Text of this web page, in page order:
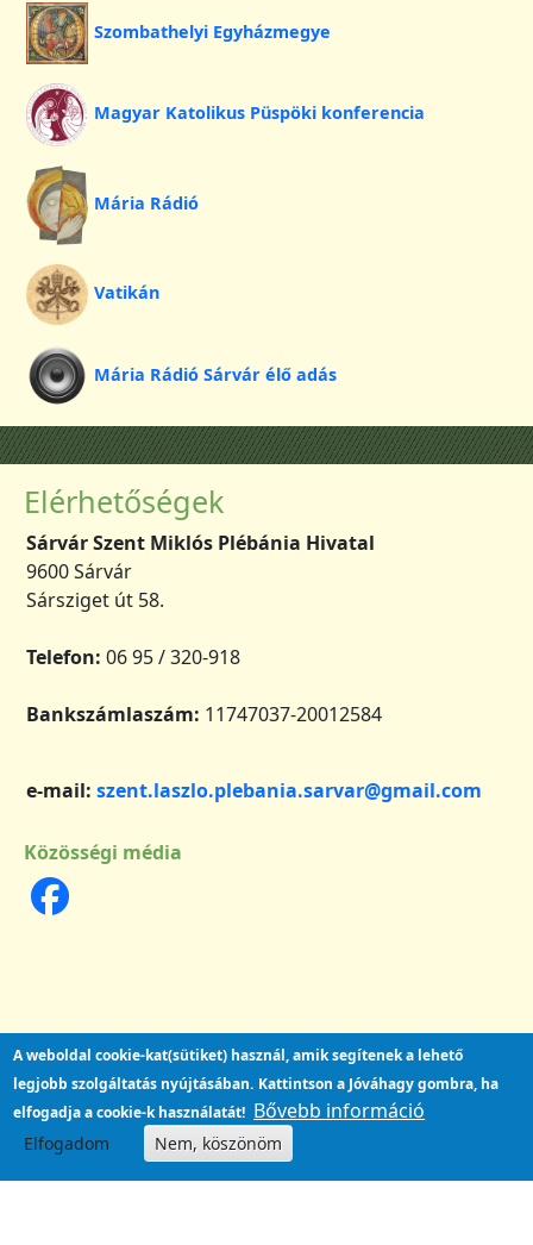
Szombathelyi Egyházmegye
Magyar Katolikus Püspöki konferencia
Mária Rádió
Vatikán
Mária Rádió Sárvár élő adás
Elérhetőségek
Sárvár Szent Miklós Plébánia Hivatal
9600 Sárvár
Sársziget út 58.
Telefon: 06 95 / 320-918
Bankszámlaszám: 11747037-20012584
e-mail: szent.laszlo.plebania.sarvar@gmail.com
Közösségi média
A weboldal cookie-kat(sütiket) használ, amik segítenek a lehető
legjobb szolgáltatás nyújtásában. Kattintson a Jóváhagy gombra, ha
elfogadja a cookie-k használatát! Bővebb információ
Elfogadom Nem, köszönöm